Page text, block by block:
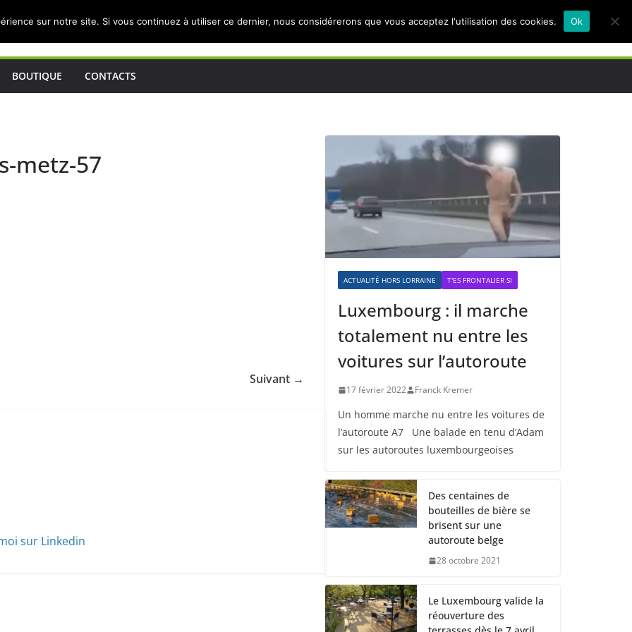
BOUTIQUE CONTACTS
metz-57
Suivant →
sur Linkedin
ACTUALITÉ HORS LORRAINE T'ES FRONTALIER SI
Luxembourg : il marche
totalement nu entre les
voitures sur l’autoroute
17 février 2022 Franck Kremer
Un homme marche nu entre les voitures de
l’autoroute A7 Une balade en tenu d’Adam
sur les autoroutes luxembourgeoises
Des centaines de
bouteilles de bière se
brisent sur une
autoroute belge
28 octobre 2021
Le Luxembourg valide la
réouverture des
sur notre site. Si vous continuez à utiliser ce dernier, nous considérerons que vous acceptez l'utilisation des cookies. Ok